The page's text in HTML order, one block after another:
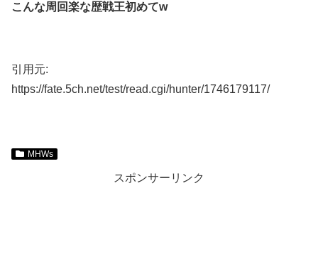
こんな周回楽な歴戦王初めてw
引用元:
https://fate.5ch.net/test/read.cgi/hunter/1746179117/
MHWs
スポンサーリンク